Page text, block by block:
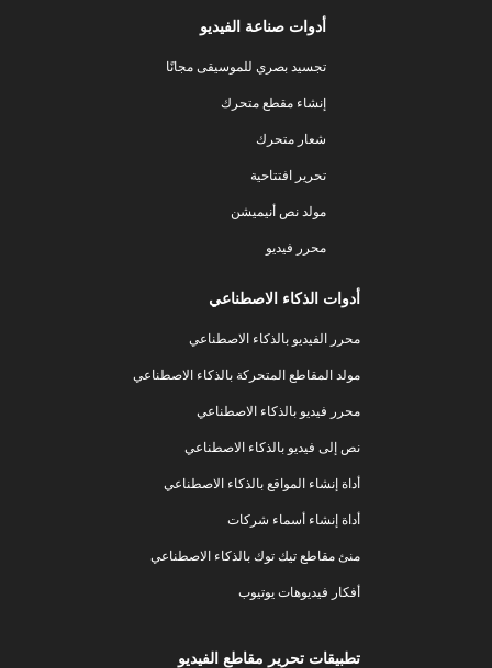
أدوات صناعة الفيديو
تجسيد بصري للموسيقى مجانًا
إنشاء مقطع متحرك
شعار متحرك
تحرير افتتاحية
مولد نص أنيميشن
محرر فيديو
أدوات الذكاء الاصطناعي
محرر الفيديو بالذكاء الاصطناعي
مولد المقاطع المتحركة بالذكاء الاصطناعي
محرر فيديو بالذكاء الاصطناعي
نص إلى فيديو بالذكاء الاصطناعي
أداة إنشاء المواقع بالذكاء الاصطناعي
أداة إنشاء أسماء شركات
منئ مقاطع تيك توك بالذكاء الاصطناعي
أفكار فيديوهات يوتيوب
تطبيقات تحرير مقاطع الفيديو